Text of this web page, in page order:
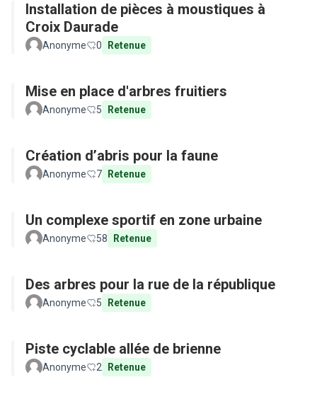
Installation de pièces à moustiques à
Croix Daurade
Anonyme 0 Retenue
Mise en place d'arbres fruitiers
Anonyme 5 Retenue
Création d’abris pour la faune
Anonyme 7 Retenue
Un complexe sportif en zone urbaine
Anonyme 58 Retenue
Des arbres pour la rue de la république
Anonyme 5 Retenue
Piste cyclable allée de brienne
Anonyme 2 Retenue